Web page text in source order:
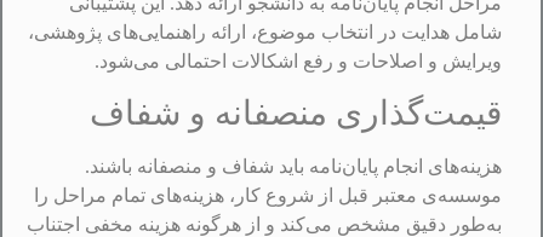
شامل هدایت در انتخاب موضوع، ارائه راهنمایی‌های پژوهشی،
ویرایش و اصلاحات و رفع اشکالات احتمالی می‌شود.
قیمت‌گذاری منصفانه و شفاف
هزینه‌های انجام پایان‌نامه باید شفاف و منصفانه باشند.
موسسه‌ی معتبر قبل از شروع کار، هزینه‌های تمام مراحل را
به‌طور دقیق مشخص می‌کند و از هرگونه هزینه مخفی اجتناب